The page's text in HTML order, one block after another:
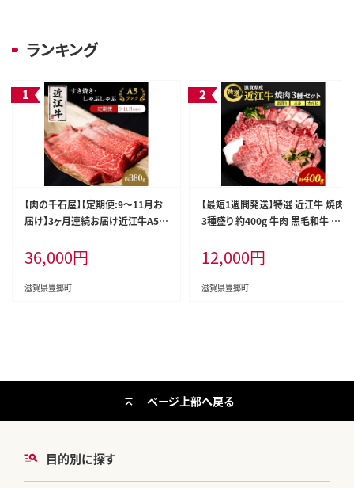
ランキング
【肉の千石屋】【定期便:9～11月お
届け】3ヶ月連続お届け近江牛A5ラ
肉 近江牛 牛肉 すき焼き しゃぶしゃ
ぶ モモ 肩ロース ロース 和牛 国産
滋賀県
36,000円
滋賀県豊郷町
【最短1週間発送】特選 近江牛 焼肉
3種盛り 約400g 牛肉 黒毛和牛 焼
和牛 日本三大和牛 ブランド牛 BB
Q バーベキュー 滋賀県 豊郷町
12,000円
滋賀県豊郷町
目的別に探す
ページ上部へ戻る